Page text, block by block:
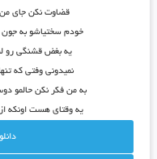
قضاوت نکن جای من
خودم سختیاشو به جون
یه بغض قشنگی رو
نمیدونی وفتی که
به من فکر نکن حالمو
یه وقتای هست اونکه